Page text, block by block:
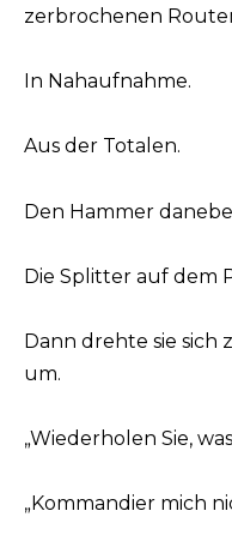
zerbrochenen
In Nahaufnahme.
Aus der Totalen.
Den Hammer
Die Splitter auf dem
Dann drehte sie
um.
„Wiederholen Sie,
„Kommandier mich